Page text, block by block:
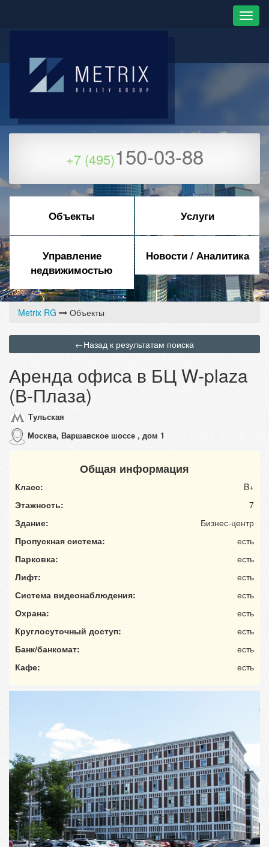
+7 (495)150-03-88
Объекты Услуги
Управление
недвижимостью
Новости / Аналитика
Metrix RG Объекты
←Назад к результатам поиска
Аренда офиса в БЦ W-plaza
(В-Плаза)
Тульская
Москва, Варшавское шоссе , дом 1
Общая информация
Класс:
B+
Этажность:
7
Здание:
Бизнес-центр
Пропускная система:
есть
Парковка:
есть
Лифт:
есть
Система видеонаблюдения:
есть
Охрана:
есть
Круглосуточный доступ:
есть
Банк/банкомат:
есть
Кафе:
есть